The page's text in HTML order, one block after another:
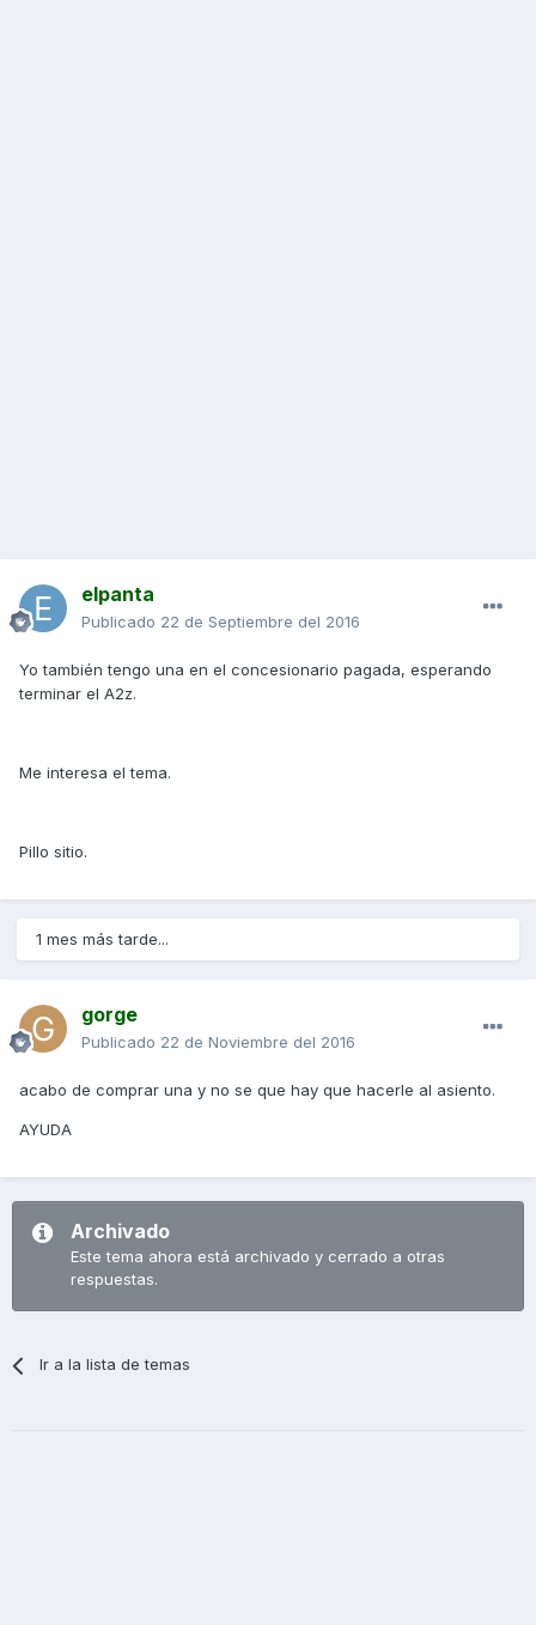
elpanta
Publicado 22 de Septiembre del 2016
Yo también tengo una en el concesionario pagada, esperando
terminar el A2z.
Me interesa el tema.
Pillo sitio.
1 mes más tarde...
gorge
Publicado 22 de Noviembre del 2016
acabo de comprar una y no se que hay que hacerle al asiento.
AYUDA
Archivado
Este tema ahora está archivado y cerrado a otras
respuestas.
Ir a la lista de temas